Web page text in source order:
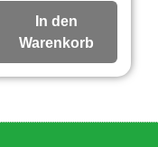
In den
Warenkorb